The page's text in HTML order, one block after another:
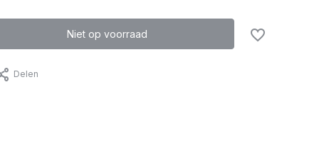
Niet op voorraad
Delen